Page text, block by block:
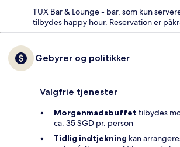
TUX Bar & Lounge - bar, som kun
tilbydes happy hour. Reservation er
Gebyrer og politikker
Valgfrie tjenester
Morgenmadsbuffet tilbydes
ca. 35 SGD pr. person
Tidlig indtjekning kan